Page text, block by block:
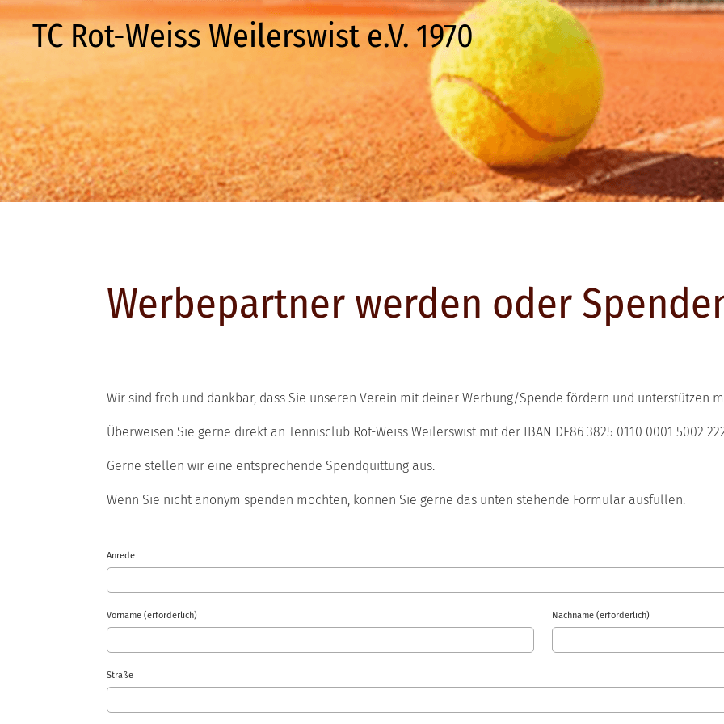
TC Rot-Weiss Weilerswist e.V. 1970
Werbepartner werden oder
Wir sind froh und dankbar, dass Sie unseren Verein mit deiner Werbung/Spende fördern und unterstützen
Überweisen Sie gerne direkt an Tennisclub Rot-Weiss Weilerswist mit der IBAN DE86 3825 0110 0001 5002
Gerne stellen wir eine entsprechende Spendquittung aus.
Wenn Sie nicht anonym spenden möchten, können Sie gerne das unten stehende Formular ausfüllen.
Anrede
Vorname (erforderlich) Nachname (erforderlich)
Straße